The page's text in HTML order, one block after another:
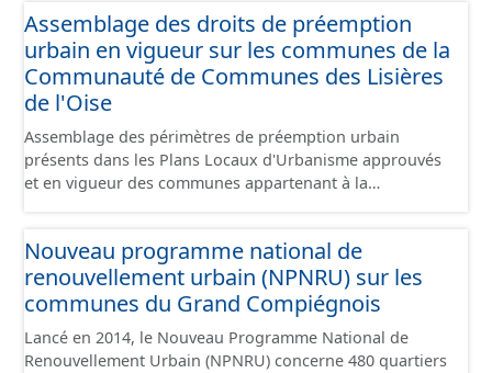
communément appelées « feuilles de plan ». La parcelle
est l’unité cadastrale de base. C’est un terrain d’un seul
tenant situé dans un même lieudit et appartenant à un
même propriétaire. Le plan cadastral au format vecteur
est issu majoritairement de numérisation du plan
cadastral papier ou raster réalisée dans le cadre de
conventions avec les collectivités territoriales. Les plans
cadastraux au format vecteur en France métropolitaine
données des feuilles de plan à la commune, elles même
regroupées à l'échelle de la Communauté de Communes
des Lisières de l'Oise.
Assemblage des droits de préemption
urbain en vigueur sur les communes de la
Communauté de Communes des Lisières
de l'Oise
Assemblage des périmètres de préemption urbain
présents dans les Plans Locaux d'Urbanisme approuvés
et en vigueur des communes appartenant à la
prescriptions nationales du CNIG. Malgré l'attention
portée à la création de ces données, il est rappelé que
seuls les documents papiers font foi et sont opposables
Nouveau programme national de
renouvellement urbain (NPNRU) sur les
communes du Grand Compiégnois
Lancé en 2014, le Nouveau Programme National de
Renouvellement Urbain (NPNRU) concerne 480 quartiers